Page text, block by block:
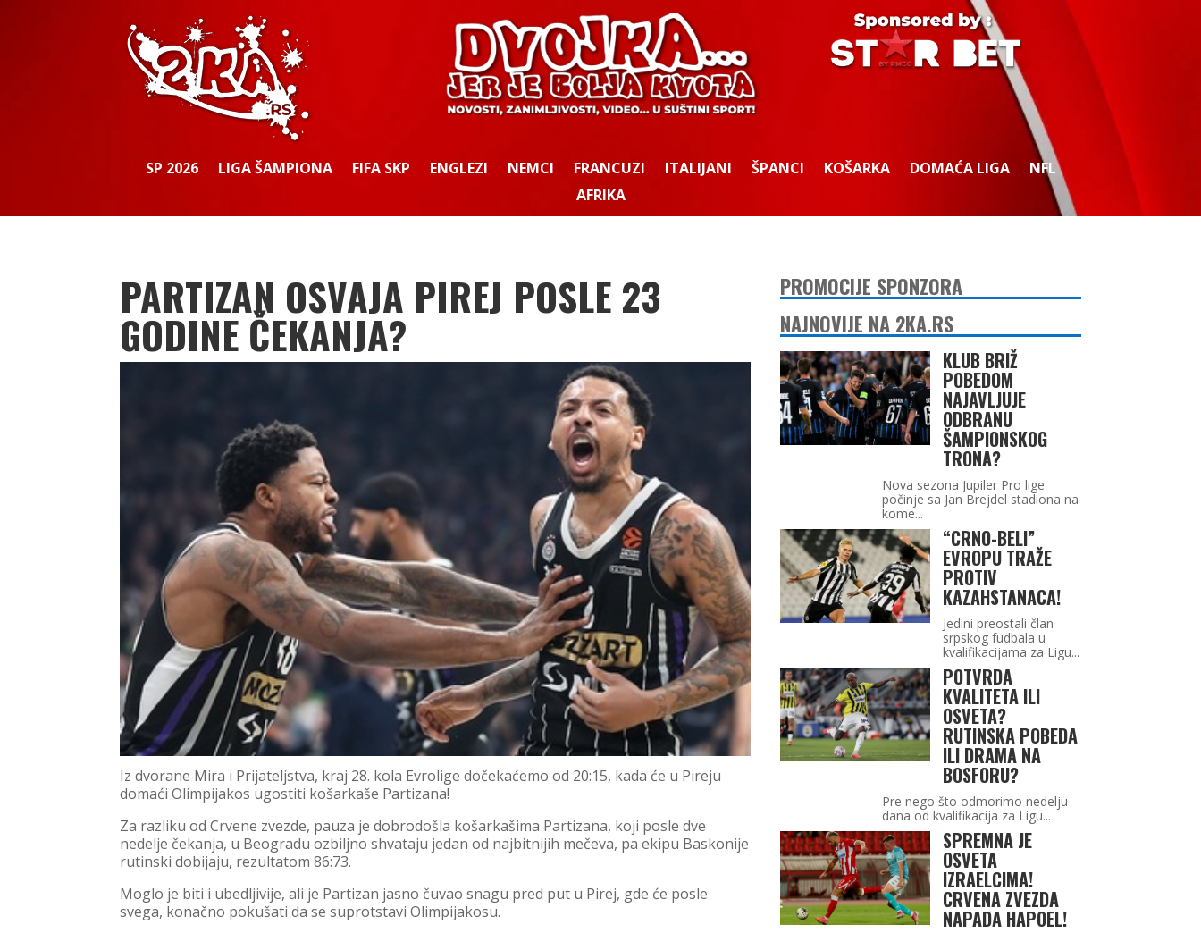
SP 2026 LIGA ŠAMPIONA FIFA SKP ENGLEZI NEMCI FRANCUZI ITALIJANI ŠPANCI KOŠARKA DOMAĆA LIGA
NFL
AFRIKA
PARTIZAN OSVAJA PIREJ POSLE 23
GODINE ČEKANJA?
Iz dvorane Mira i Prijateljstva, kraj 28. kola Evrolige dočekaćemo od 20:15, kada će u Pireju
domaći Olimpijakos ugostiti košarkaše Partizana!
Za razliku od Crvene zvezde, pauza je dobrodošla košarkašima Partizana, koji posle dve
nedelje čekanja, u Beogradu ozbiljno shvataju jedan od najbitnijih mečeva, pa ekipu Baskonije
rutinski dobijaju, rezultatom 86:73.
Moglo je biti i ubedljivije, ali je Partizan jasno čuvao snagu pred put u Pirej, gde će posle
svega, konačno pokušati da se suprotstavi Olimpijakosu.
PROMOCIJE SPONZORA
NAJNOVIJE NA 2KA.RS
KLUB BRIŽ
POBEDOM
NAJAVLJUJE
ODBRANU
ŠAMPIONSKOG
TRONA?
Nova sezona Jupiler Pro lige
počinje sa Jan Brejdel stadiona na
kome...
“CRNO-BELI”
EVROPU TRAŽE
PROTIV
KAZAHSTANACA!
Jedini preostali član
srpskog fudbala u
kvalifikacijama za Ligu...
POTVRDA
KVALITETA ILI
OSVETA?
RUTINSKA POBEDA
ILI DRAMA NA
BOSFORU?
Pre nego što odmorimo nedelju
dana od kvalifikacija za Ligu...
SPREMNA JE
OSVETA
IZRAELCIMA!
CRVENA ZVEZDA
NAPADA HAPOEL!